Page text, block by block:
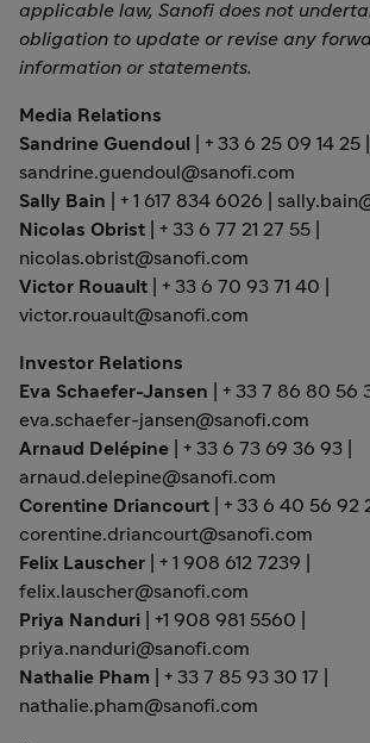
applicable law, Sanofi does not
obligation to update or revise any
information or statements.
Media Relations
Sandrine Guendoul
| + 33 6 25 09 14 25 |
sandrine.guendoul@sanofi.com
Sally Bain
| + 1 617 834 6026 |
Nicolas Obrist
| + 33 6 77 21 27 55 |
nicolas.obrist@sanofi.com
Victor Rouault
| + 33 6 70 93 71 40 |
victor.rouault@sanofi.com
Investor Relations
Eva Schaefer-Jansen
| + 33 7 86 80 56
eva.schaefer-jansen@sanofi.com
Arnaud Delépine
| + 33 6 73 69 36 93 |
arnaud.delepine@sanofi.com
Corentine Driancourt
| + 33 6 40 56 92
corentine.driancourt@sanofi.com
Felix Lauscher
| + 1 908 612 7239 |
felix.lauscher@sanofi.com
Priya Nanduri
| +1 908 981 5560 |
priya.nanduri@sanofi.com
Nathalie Pham
| + 33 7 85 93 30 17 |
nathalie.pham@sanofi.com